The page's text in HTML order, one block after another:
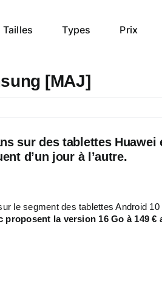
Tailles Types Prix
[MAJ]
sur des tablettes
d’un jour à l’autre.
le segment des tablettes Android
proposent la version 16 Go à 149 €